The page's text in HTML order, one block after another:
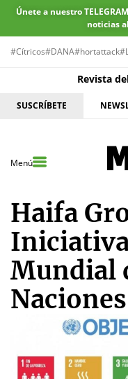
Únete a nuestro
noticias
#Cítricos#DANA#hortattack
Revista
SUSCRÍBETE
Menú
Haifa
Mundial